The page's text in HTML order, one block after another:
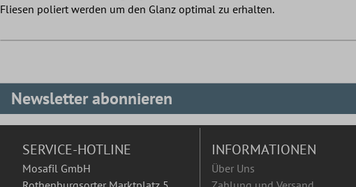
Fliesen poliert werden um den Glanz optimal zu erhalten.
Newsletter abonnieren
SERVICE-HOTLINE
Mosafil GmbH
INFORMATIONEN
Über Uns